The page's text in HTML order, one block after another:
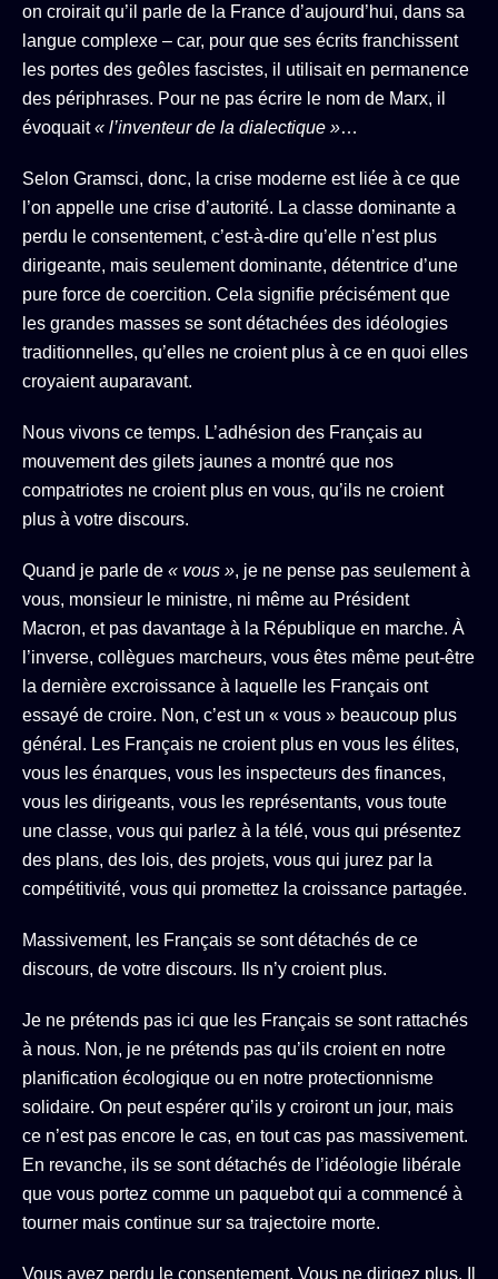
on croirait qu’il parle de la France d’aujourd’hui, dans sa
langue complexe – car, pour que ses écrits franchissent
les portes des geôles fascistes, il utilisait en permanence
des périphrases. Pour ne pas écrire le nom de Marx, il
évoquait« l’inventeur de la dialectique »…
Selon Gramsci, donc, la crise moderne est liée à ce que
l’on appelle une crise d’autorité. La classe dominante a
perdu le consentement, c’est-à-dire qu’elle n’est plus
dirigeante, mais seulement dominante, détentrice d’une
pure force de coercition. Cela signifie précisément que
les grandes masses se sont détachées des idéologies
traditionnelles, qu’elles ne croient plus à ce en quoi elles
croyaient auparavant.
Nous vivons ce temps. L’adhésion des Français au
mouvement des gilets jaunes a montré que nos
compatriotes ne croient plus en vous, qu’ils ne croient
plus à votre discours.
Quand je parle de « vous », je ne pense pas seulement à
vous, monsieur le ministre, ni même au Président
Macron, et pas davantage à la République en marche. À
l’inverse, collègues marcheurs, vous êtes même peut-être
la dernière excroissance à laquelle les Français ont
essayé de croire. Non, c’est un « vous » beaucoup plus
général. Les Français ne croient plus en vous les élites,
vous les énarques, vous les inspecteurs des finances,
vous les dirigeants, vous les représentants, vous toute
une classe, vous qui parlez à la télé, vous qui présentez
des plans, des lois, des projets, vous qui jurez par la
compétitivité, vous qui promettez la croissance partagée.
Massivement, les Français se sont détachés de ce
discours, de votre discours. Ils n’y croient plus.
Je ne prétends pas ici que les Français se sont rattachés
à nous. Non, je ne prétends pas qu’ils croient en notre
planification écologique ou en notre protectionnisme
solidaire. On peut espérer qu’ils y croiront un jour, mais
ce n’est pas encore le cas, en tout cas pas massivement.
En revanche, ils se sont détachés de l’idéologie libérale
que vous portez comme un paquebot qui a commencé à
tourner mais continue sur sa trajectoire morte.
Vous avez perdu le consentement. Vous ne dirigez plus. Il